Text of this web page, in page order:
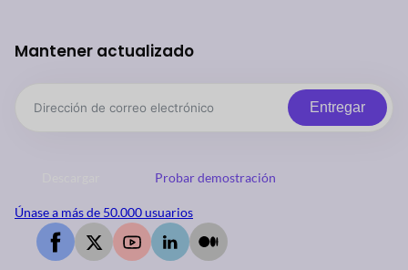
Mantener actualizado
Entregar
Probar demostración
Únase a más de 50.000 usuarios